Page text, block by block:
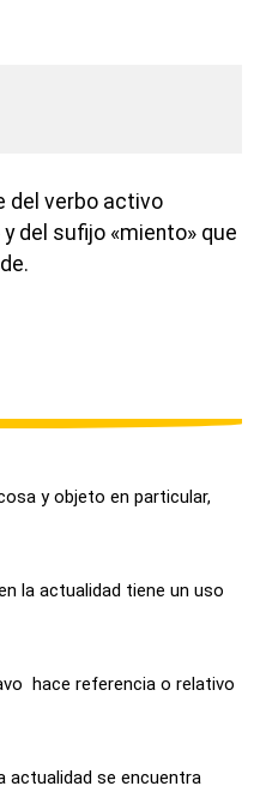
del verbo activo
del sufijo «miento» que
y objeto en particular,
la actualidad tiene un uso
hace referencia o relativo
actualidad se encuentra